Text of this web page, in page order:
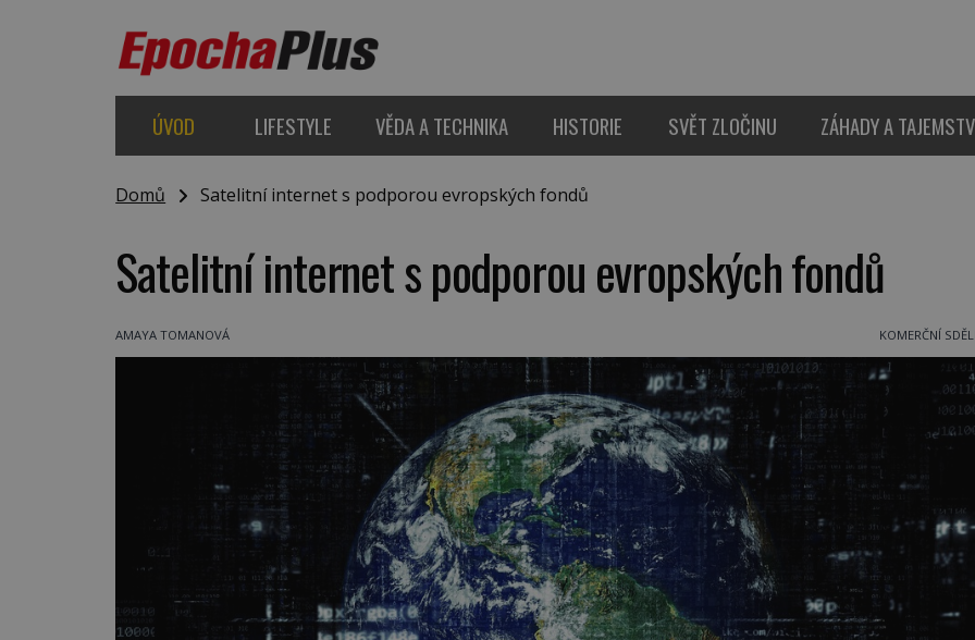
ÚVOD LIFESTYLE VĚDA A TECHNIKA HISTORIE SVĚT ZLOČINU ZÁHADY A
Domů Satelitní internet s podporou evropských fondů
Satelitní internet s podporou evropských fondů
AMAYA TOMANOVÁ KOMERČNÍ